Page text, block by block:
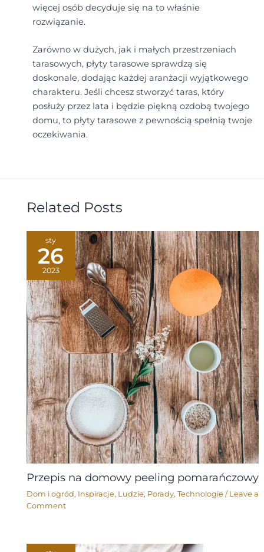
więcej osób decyduje się na to właśnie
rozwiązanie.
Zarówno w dużych, jak i małych przestrzeniach
tarasowych, płyty tarasowe sprawdzą się
doskonale, dodając każdej aranżacji wyjątkowego
charakteru. Jeśli chcesz stworzyć taras, który
posłuży przez lata i będzie piękną ozdobą twojego
domu, to płyty tarasowe z pewnością spełnią twoje
oczekiwania.
Related Posts
sty
26
2023
Przepis na domowy peeling pomarańczowy
Dom i ogród, Inspiracje, Ludzie, Porady, Technologie / Leave a
Comment